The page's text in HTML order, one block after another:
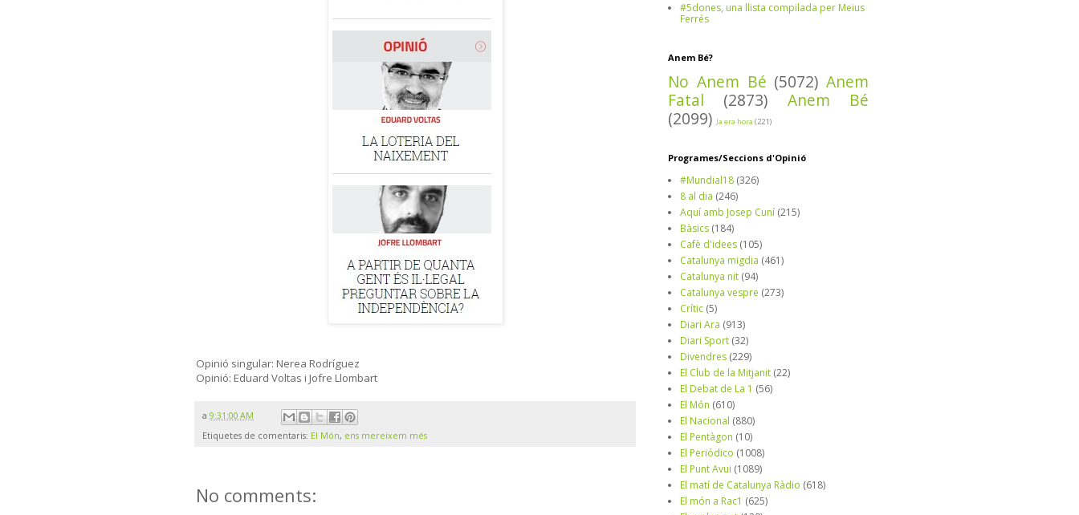
Opinió singular: Nerea Rodríguez
Opinió: Eduard Voltas i Jofre Llombart
a 9:31:00 AM
Etiquetes de comentaris: El Món, ens mereixem més
No comments:
#5dones, una llista compilada per Meius
Ferrés
Anem Bé?
No Anem Bé (5072) Anem
Fatal
(2873)
Anem Bé
(2099) Ja era hora (221)
Programes/Seccions d'Opinió
#Mundial18 (326)
8 al dia (246)
Aquí amb Josep Cuní (215)
Bàsics (184)
Cafè d'idees (105)
Catalunya migdia (461)
Catalunya nit (94)
Catalunya vespre (273)
Crític (5)
Diari Ara (913)
Diari Sport (32)
Divendres (229)
El Club de la Mitjanit (22)
El Debat de La 1 (56)
El Món (610)
El Nacional (880)
El Pentàgon (10)
El Periódico (1008)
El Punt Avui (1089)
El matí de Catalunya Ràdio (618)
El món a Rac1 (625)